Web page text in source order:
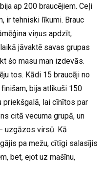
ap 200 braucējiem. Ceļi
ir tehniski līkumi. Brauc
viņus apdzīt,
jāvaktē savas grupas
šo masu man izdevās.
tos. Kādi 15 braucēji no
bija atlikuši 150
priekšgalā, lai cīnītos par
citā vecuma grupā, un
uzgāzos virsū. Kā
pa mežu, cītīgi salasījis
bet, ejot uz mašīnu,